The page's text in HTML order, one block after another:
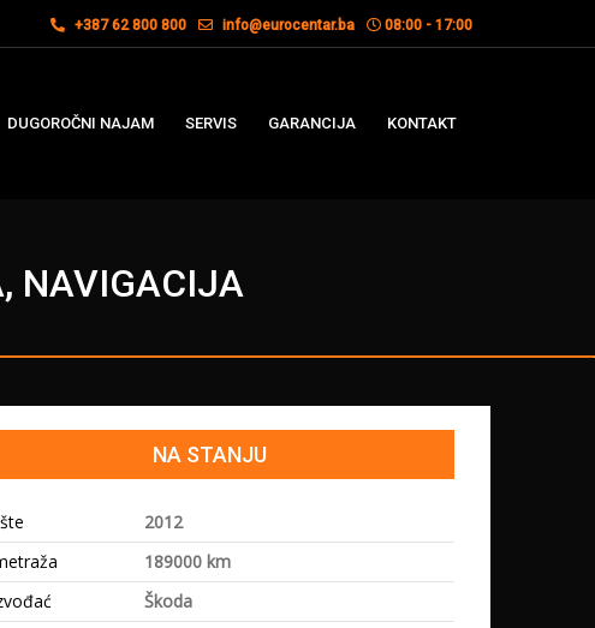
+387 62 800 800 info@eurocentar.ba 08:00 - 17:00
DUGOROČNI NAJAM SERVIS GARANCIJA KONTAKT
NAVIGACIJA
NA STANJU
2012
189000 km
Škoda